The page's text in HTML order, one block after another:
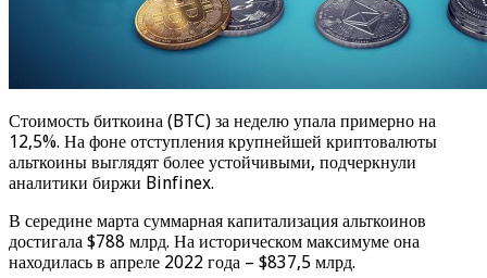
Стоимость биткоина (BTC) за неделю упала примерно на
12,5%. На фоне отступления крупнейшей криптовалюты
альткоины выглядят более устойчивыми, подчеркнули
аналитики биржи Binfinex.
В середине марта суммарная капитализация альткоинов
достигала $788 млрд. На историческом максимуме она
находилась в апреле 2022 года – $837,5 млрд.